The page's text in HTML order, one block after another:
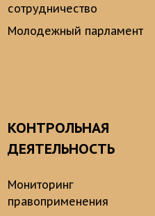
сотрудничество
Молодежный парламент
КОНТРОЛЬНАЯ
ДЕЯТЕЛЬНОСТЬ
Мониторинг
правоприменения